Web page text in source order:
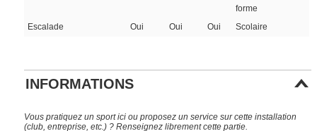
forme
Escalade
Oui Oui Oui Scolaire
INFORMATIONS
Vous pratiquez un sport ici ou proposez un service sur cette installation
(club, entreprise, etc.) ? Renseignez librement cette partie.